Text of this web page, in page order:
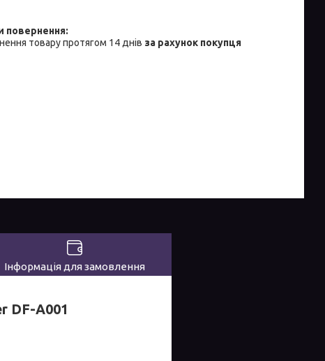
товару протягом 14 днів за рахунок покупця
Інформація для замовлення
DF-A001